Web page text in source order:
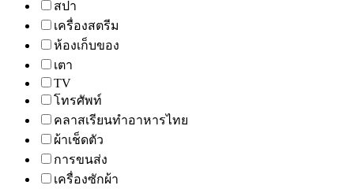
สปา
เครื่องสตรีม
ห้องเก็บของ
เตา
TV
โทรศัพท์
คลาสเรียนทำอาหารไทย
ผ้าเช็ดตัว
การขนส่ง
เครื่องซักผ้า